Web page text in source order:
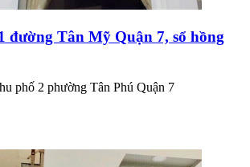
đường Tân Mỹ Quận 7, sổ hồng
phố 2 phường Tân Phú Quận 7